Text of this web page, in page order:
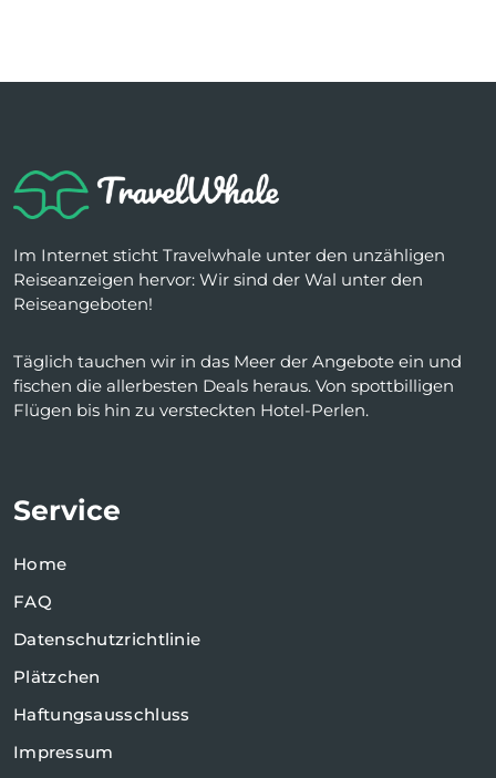
Im Internet sticht Travelwhale unter den unzähligen
Reiseanzeigen hervor: Wir sind der Wal unter den
Reiseangeboten!
Täglich tauchen wir in das Meer der Angebote ein und
fischen die allerbesten Deals heraus. Von spottbilligen
Flügen bis hin zu versteckten Hotel-Perlen.
Service
Home
FAQ
Datenschutzrichtlinie
Plätzchen
Haftungsausschluss
Impressum